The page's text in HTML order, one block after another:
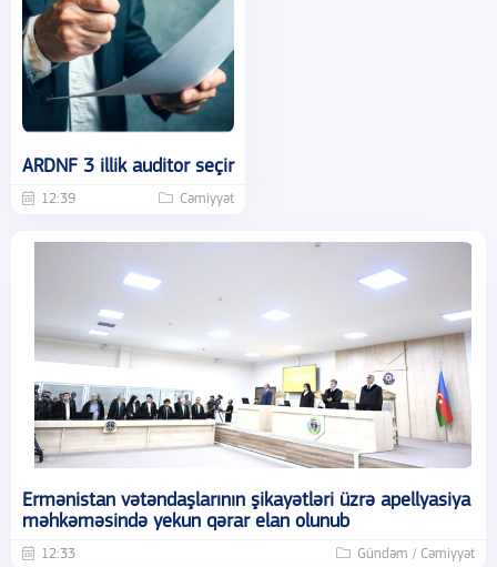
ARDNF 3 illik auditor seçir
12:39 Cəmiyyət
Ermənistan vətəndaşlarının şikayətləri üzrə apellyasiya
məhkəməsində yekun qərar elan olunub
12:33 Gündəm / Cəmiyyət